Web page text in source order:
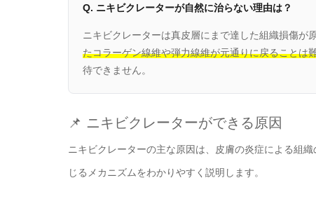
Q. ニキビクレーターが自然に治らない理由は？
ニキビクレーターは真皮層にまで達した組織損傷が
たコラーゲン線維や弾力線維が元通りに戻ることは
待できません。
📌 ニキビクレーターができる原因
ニキビクレーターの主な原因は、皮膚の炎症による組
じるメカニズムをわかりやすく説明します。